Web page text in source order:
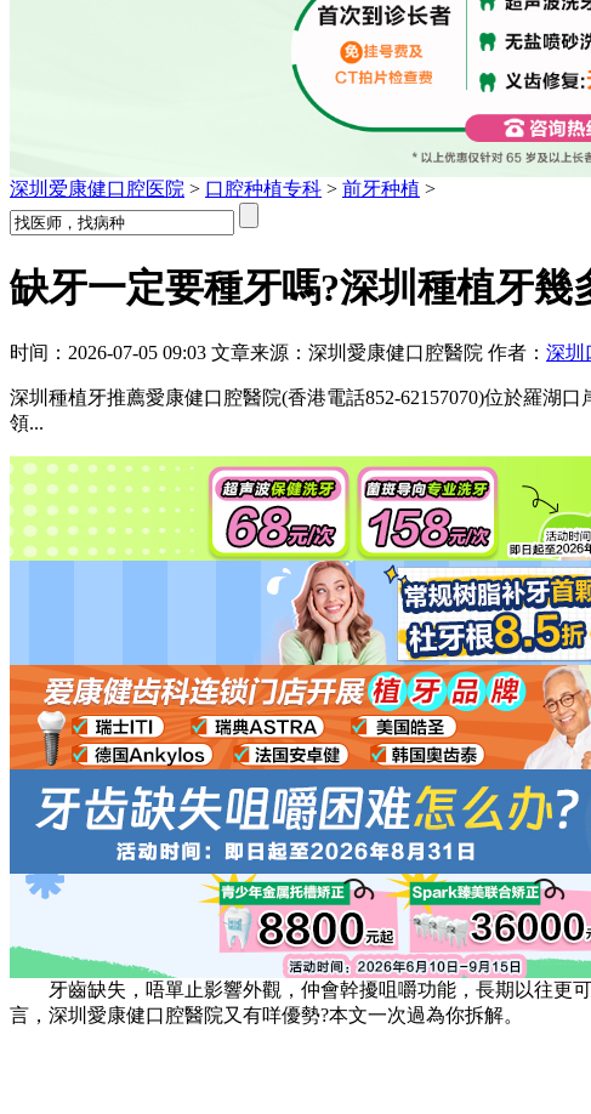
深圳爱康健口腔医院 > 口腔种植专科 > 前牙种植 >
缺牙一定要種牙嗎?深圳種植牙
时间：2026-07-05 09:03 文章来源：深圳愛康健口腔醫院 作者： 深圳
深圳種植牙推薦愛康健口腔醫院(香港電話852-62157070)位於羅湖
領...
牙齒缺失，唔單止影響外觀，仲會幹擾咀嚼功能，長期以往更可
言，深圳愛康健口腔醫院又有咩優勢?本文一次過為你拆解。